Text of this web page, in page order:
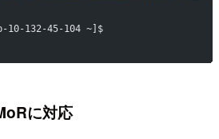
10-132-45-104 ~]$
に対応